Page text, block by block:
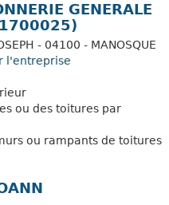
GENERALE
- 04100 - MANOSQUE
l'entreprise
ou des toitures par
ou rampants de toitures